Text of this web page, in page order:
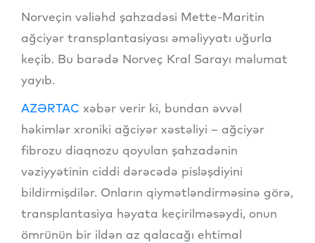
Norveçin vəliəhd şahzadəsi Mette-Maritin
ağciyər transplantasiyası əməliyyatı uğurla
keçib. Bu barədə Norveç Kral Sarayı məlumat
yayıb.
AZƏRTAC xəbər verir ki, bundan əvvəl
həkimlər xroniki ağciyər xəstəliyi – ağciyər
fibrozu diaqnozu qoyulan şahzadənin
vəziyyətinin ciddi dərəcədə pisləşdiyini
bildirmişdilər. Onların qiymətləndirməsinə görə,
transplantasiya həyata keçirilməsəydi, onun
ömrünün bir ildən az qalacağı ehtimal